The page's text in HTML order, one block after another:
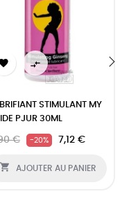

STIMULANT MY
PJUR 30ML
€ -20% 7,12 €
 AJOUTER AU PANIER